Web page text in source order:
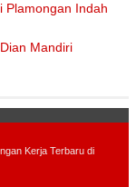
Plamongan Indah
Mandiri
Kerja Terbaru di